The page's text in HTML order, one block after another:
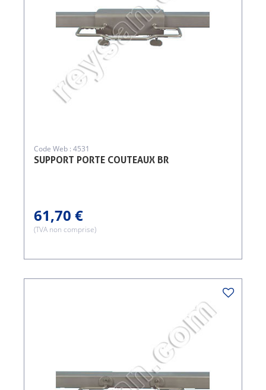
SUPPORT PORTE COUTEAUX BR
Code Web : 4531
61,70 €
(TVA non comprise)